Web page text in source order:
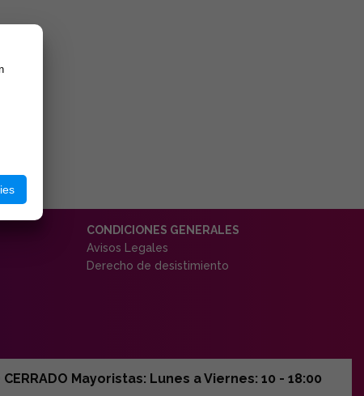
CONDICIONES GENERALES
Avisos Legales
Derecho de desistimiento
CERRADO Mayoristas: Lunes a Viernes: 10 - 18:00